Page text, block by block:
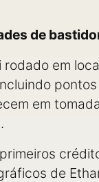
de
rodado em
em
de